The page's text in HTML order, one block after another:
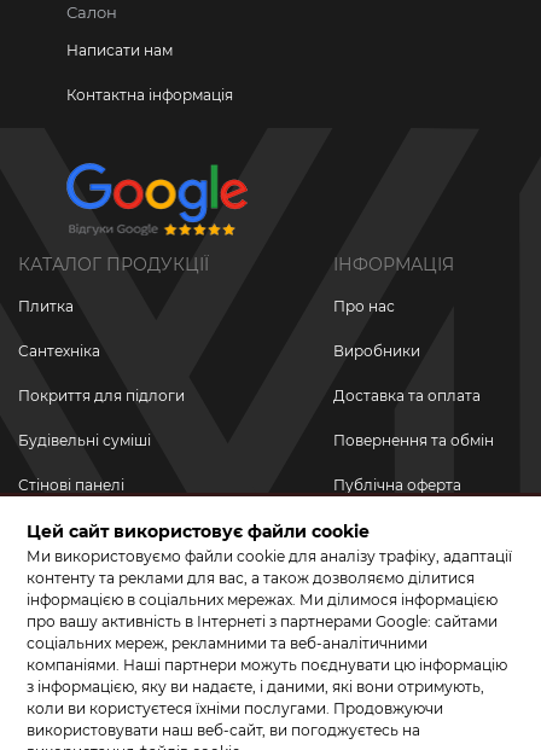
Салон
Написати нам
Контактна інформація
КАТАЛОГ ПРОДУКЦІЇ
Плитка
Сантехніка
Покриття для підлоги
Будівельні суміші
Стінові панелі
Новинки
Акційні товари
Акції/Знижки
ІНФОРМАЦІЯ
Про нас
Виробники
Доставка та оплата
Повернення та обмін
Публічна оферта
Політика
конфіденційності
ПРИЄДНУЙТЕСЬ ДО НАС У СОЦМЕРЕЖАХ
Цей сайт використовує файли cookie
Ми використовуємо файли cookie для аналізу трафіку, адаптації
контенту та реклами для вас, а також дозволяємо ділитися
інформацією в соціальних мережах. Ми ділимося інформацією
про вашу активність в Інтернеті з партнерами Google: сайтами
соціальних мереж, рекламними та веб-аналітичними
компаніями. Наші партнери можуть поєднувати цю інформацію
з інформацією, яку ви надаєте, і даними, які вони отримують,
коли ви користуєтеся їхніми послугами. Продовжуючи
використовувати наш веб-сайт, ви погоджуєтесь на